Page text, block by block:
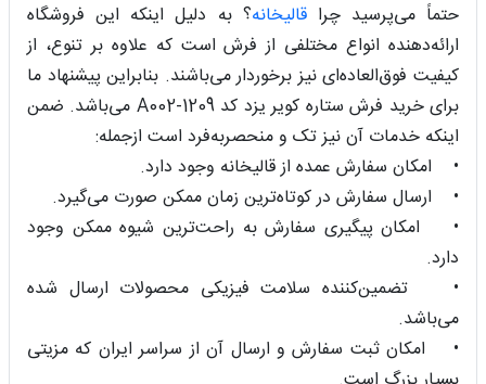
حتماً می‌پرسید چراقالیخانه؟ به دلیل اینکه این فروشگاه
ارائه‌دهنده انواع مختلفی از فرش است که علاوه بر تنوع، از
کیفیت فوق‌العاده‌ای نیز برخوردار می‌باشند. بنابراین پیشنهاد ما
برای خرید فرش ستاره کویر یزد کد A002-1209 می‌باشد. ضمن
اینکه خدمات آن نیز تک و منحصربه‌فرد است ازجمله:
• امکان سفارش عمده از قالیخانه وجود دارد.
• ارسال سفارش در کوتاه‌ترین زمان ممکن صورت می‌گیرد.
• امکان پیگیری سفارش به راحت‌ترین شیوه ممکن وجود
دارد.
• تضمین‌کننده سلامت فیزیکی محصولات ارسال شده
می‌باشد.
• امکان ثبت سفارش و ارسال آن از سراسر ایران که مزیتی